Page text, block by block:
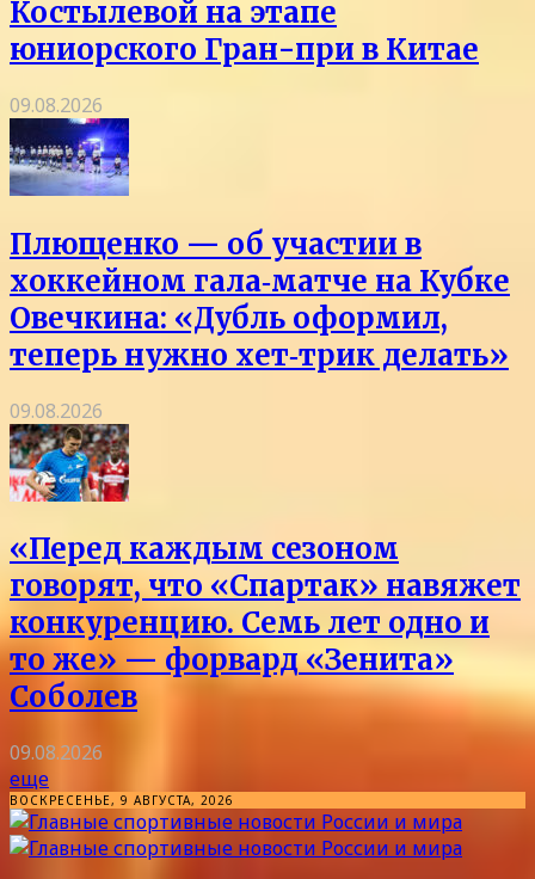
Костылевой на этапе
юниорского Гран-при в Китае
09.08.2026
Плющенко — об участии в
хоккейном гала‑матче на Кубке
Овечкина: «Дубль оформил,
теперь нужно хет‑трик делать»
09.08.2026
«Перед каждым сезоном
говорят, что «Спартак» навяжет
конкуренцию. Семь лет одно и
то же» — форвард «Зенита»
Соболев
09.08.2026
еще
ВОСКРЕСЕНЬЕ, 9 АВГУСТА, 2026